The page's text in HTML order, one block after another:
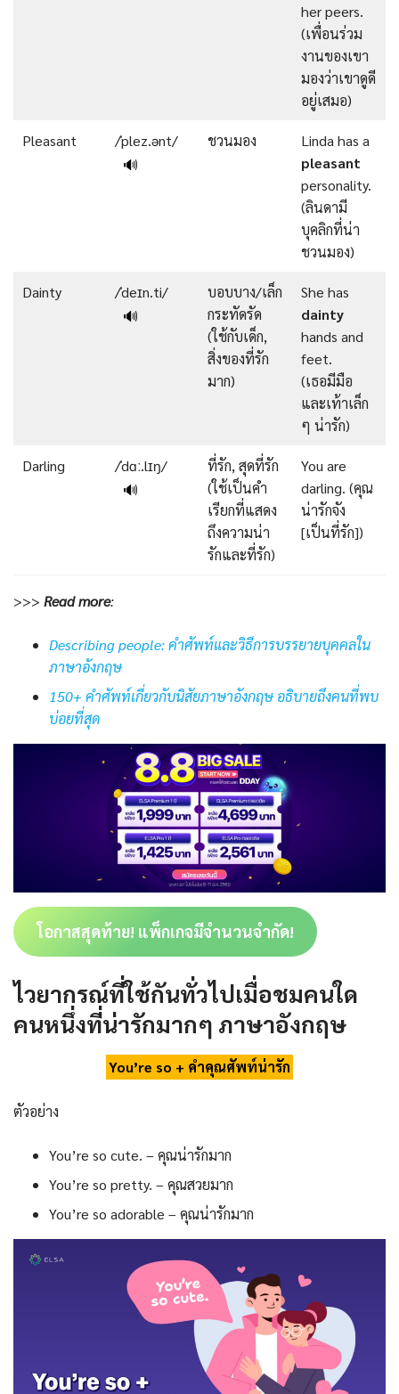
her peers.
(เพื่อนร่วม
งานของเขา
มองว่าเขาดูดี
อยู่เสมอ)
Pleasant
/ˈplez.ənt/
🔊
ชวนมอง
Linda has a
pleasant
personality.
(ลินดามี
บุคลิกที่น่า
ชวนมอง)
Dainty
/ˈdeɪn.ti/
🔊
บอบบาง/เล็ก
กระทัดรัด
(ใช้กับเด็ก,
สิ่งของที่รัก
มาก)
She has
dainty
hands and
feet.
(เธอมีมือ
และเท้าเล็ก
ๆ น่ารัก)
Darling
/ˈdɑː.lɪŋ/
🔊
ที่รัก, สุดที่รัก
(ใช้เป็นคำ
เรียกที่แสดง
ถึงความน่า
รักและที่รัก)
You are
darling. (คุณ
น่ารักจัง
[เป็นที่รัก])
>>> Read more:
Describing people: คำศัพท์และวิธีการบรรยายบุคคลใน
ภาษาอังกฤษ
150+ คำศัพท์เกี่ยวกับนิสัยภาษาอังกฤษ อธิบายถึงคนที่พบ
บ่อยที่สุด
โอกาสสุดท้าย! แพ็กเกจมีจำนวนจำกัด!
ไวยากรณ์ที่ใช้กันทั่วไปเมื่อชมคนใด
คนหนึ่งที่น่ารักมากๆ ภาษาอังกฤษ
You’re so + คำคุณศัพท์น่ารัก
ตัวอย่าง
You’re so cute. – คุณน่ารักมาก
You’re so pretty. – คุณสวยมาก
You’re so adorable – คุณน่ารักมาก